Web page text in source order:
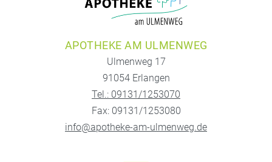
APOTHEKE AM ULMENWEG
Ulmenweg 17
91054 Erlangen
Tel.: 09131/1253070
Fax: 09131/1253080
info@apotheke-am-ulmenweg.de